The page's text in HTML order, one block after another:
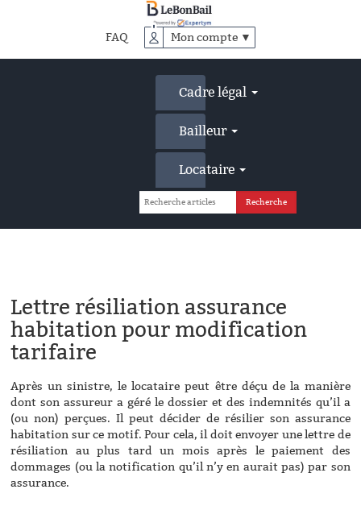
FAQ Mon compte ▼
Cadre légal
Bailleur
Locataire
Lettre résiliation assurance
habitation pour modification
tarifaire
Après un sinistre, le locataire peut être déçu de la manière
dont son assureur a géré le dossier et des indemnités qu’il a
(ou non) perçues. Il peut décider de résilier son assurance
habitation sur ce motif. Pour cela, il doit envoyer une lettre de
résiliation au plus tard un mois après le paiement des
dommages (ou la notification qu’il n’y en aurait pas) par son
assurance.